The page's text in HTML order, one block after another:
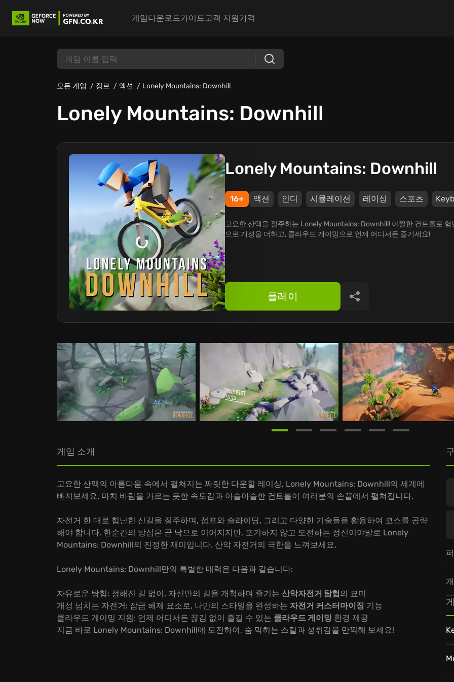
게임다운로드가이드고객 지원가격
모든 게임 장르 액션 Lonely Mountains: Downhill
Lonely Mountains: Downhill
Lonely Mountains: Downhill
16+ 액션 인디 시뮬레이션 레이싱 스포츠
고요한 산맥을 질주하는 Lonely Mountains: Downhill! 아찔한 컨트롤로
으로 개성을 더하고, 클라우드 게이밍으로 언제 어디서든 즐기세요!
플레이 공유
게임 소개
고요한 산맥의 아름다움 속에서 펼쳐지는 짜릿한 다운힐 레이싱, Lonely Mountains: Downhill의 세계에
빠져보세요. 마치 바람을 가르는 듯한 속도감과 아슬아슬한 컨트롤이 여러분의 손끝에서 펼쳐집니다.
자전거 한 대로 험난한 산길을 질주하며, 점프와 슬라이딩, 그리고 다양한 기술들을 활용하여 코스를 공략
해야 합니다. 한순간의 방심은 곧 낙으로 이어지지만, 포기하지 않고 도전하는 정신이야말로 Lonely
Mountains: Downhill의 진정한 재미입니다. 산악 자전거의 극한을 느껴보세요.
Lonely Mountains: Downhill만의 특별한 매력은 다음과 같습니다:
자유로운 탐험: 정해진 길 없이, 자신만의 길을 개척하며 즐기는 산악자전거 탐험 의 묘미
개성 넘치는 자전거: 잠금 해제 요소로, 나만의 스타일을 완성하는 자전거 커스터마이징 기능
클라우드 게이밍 지원: 언제 어디서든 끊김 없이 즐길 수 있는 클라우드 게이밍 환경 제공
지금 바로 Lonely Mountains: Downhill에 도전하여, 숨 막히는 스릴과 성취감을 만끽해 보세요!